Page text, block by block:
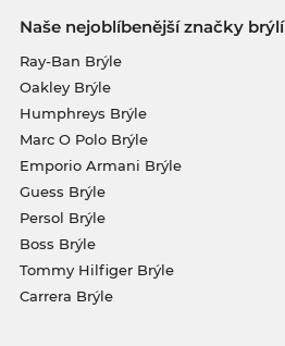
Naše nejoblíbenější značky brýlí
Ray-Ban Brýle
Oakley Brýle
Humphreys Brýle
Marc O Polo Brýle
Emporio Armani Brýle
Guess Brýle
Persol Brýle
Boss Brýle
Tommy Hilfiger Brýle
Carrera Brýle